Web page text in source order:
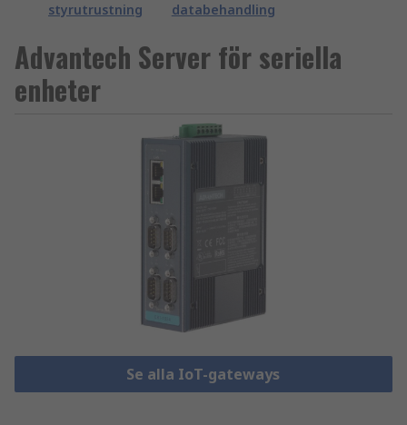
styrutrustning
databehandling
Advantech Server för seriella
enheter
Se alla IoT-gateways